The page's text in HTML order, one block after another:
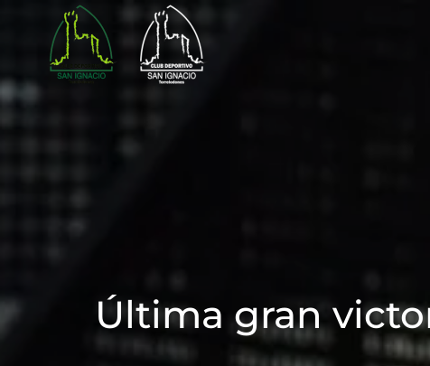
Skip to main content
Última gran